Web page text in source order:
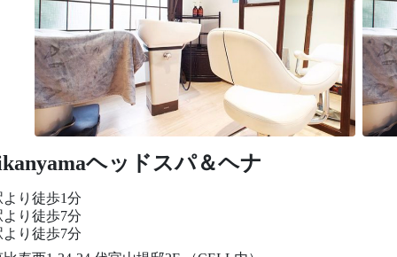
ヘッドスパ＆ヘナ
り徒歩1分
り徒歩7分
り徒歩7分